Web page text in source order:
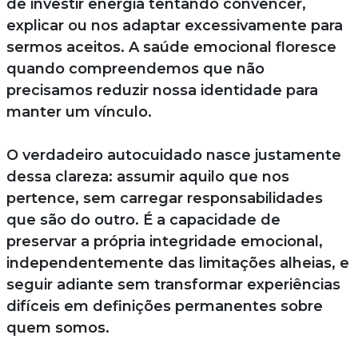
de investir energia tentando convencer,
explicar ou nos adaptar excessivamente para
sermos aceitos. A saúde emocional floresce
quando compreendemos que não
precisamos reduzir nossa identidade para
manter um vínculo.
O verdadeiro autocuidado nasce justamente
dessa clareza: assumir aquilo que nos
pertence, sem carregar responsabilidades
que são do outro. É a capacidade de
preservar a própria integridade emocional,
independentemente das limitações alheias, e
seguir adiante sem transformar experiências
difíceis em definições permanentes sobre
quem somos.